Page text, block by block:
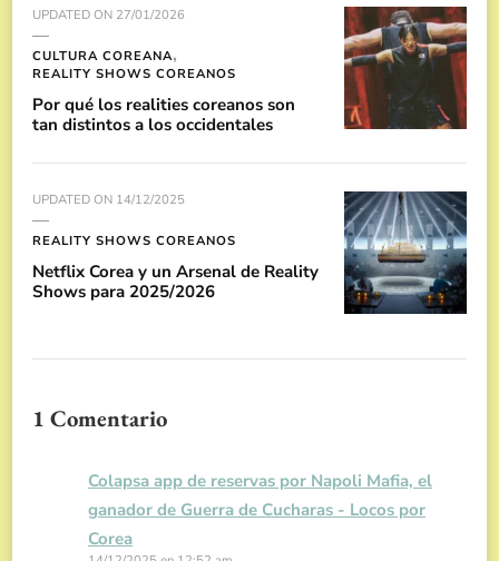
UPDATED ON 27/01/2026
CULTURA COREANA
REALITY SHOWS COREANOS
Por qué los realities coreanos son
tan distintos a los occidentales
UPDATED ON 14/12/2025
REALITY SHOWS COREANOS
Netflix Corea y un Arsenal de Reality
Shows para 2025/2026
1 Comentario
Colapsa app de reservas por Napoli Mafia, el
ganador de Guerra de Cucharas - Locos por
Corea